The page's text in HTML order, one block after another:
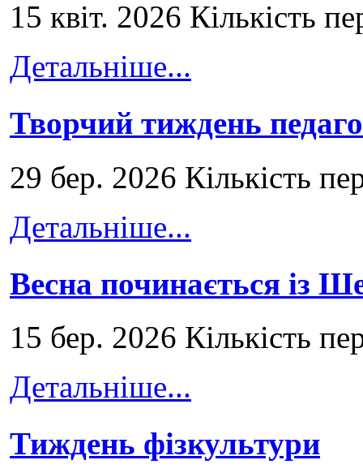
15 квіт. 2026 Кількість
Детальніше...
Творчий тиждень
29 бер. 2026 Кількість
Детальніше...
Весна починається із
15 бер. 2026 Кількість
Детальніше...
Тиждень фізкультури